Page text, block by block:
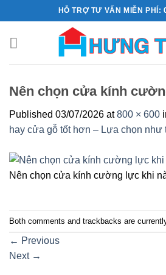
to
content
HỖ TRỢ TƯ VẤN MIỄN PHÍ:
Nên chọn cửa kính
Published 03/07/2026 at800 × 600
hay cửa gỗ tốt hơn – Lựa chọn như
Nên chọn cửa kính cường lực khi
Both comments and trackbacks are
← Previous
Next →